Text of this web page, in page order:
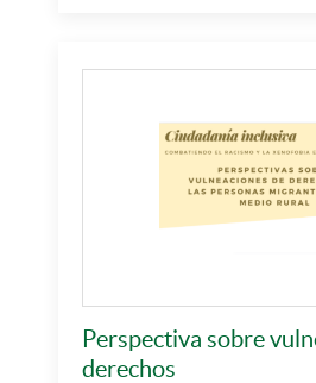
Perspectiva sobre
derechos